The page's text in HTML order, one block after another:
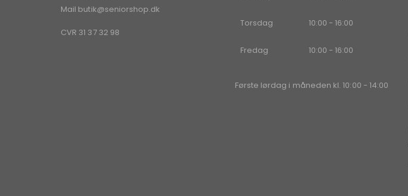
Mail butik@seniorshop.dk
CVR 31 37 32 98
Torsdag 10:00 - 16:00
Fredag 10:00 - 16:00
Første lørdag i måneden kl. 10:00 - 14:00